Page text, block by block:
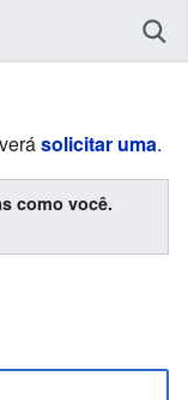
solicitar uma.
como você.